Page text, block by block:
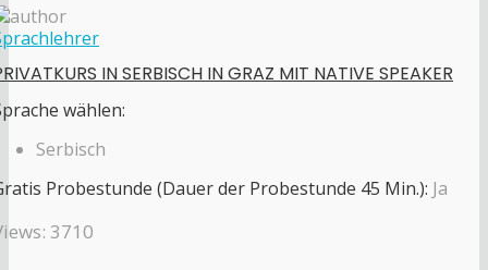
IN SERBISCH IN GRAZ MIT NATIVE SPEAKER
wählen:
Serbisch
Probestunde (Dauer der Probestunde 45 Min.): Ja
3710